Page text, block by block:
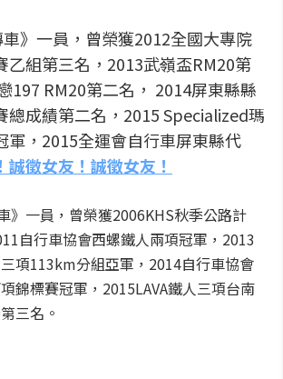
》一員，曾榮獲2012全國大專院
乙組第三名，2013武嶺盃RM20第
197 RM20第二名， 2014屏東縣縣
總成績第二名，2015 Specialized瑪
軍，2015全運會自行車屏東縣代
誠徵女友！誠徵女友！
》一員，曾榮獲2006KHS秋季公路計
自行車協會西螺鐵人兩項冠軍，2013
項113km分組亞軍，2014自行車協會
錦標賽冠軍，2015LAVA鐵人三項台南
三名。